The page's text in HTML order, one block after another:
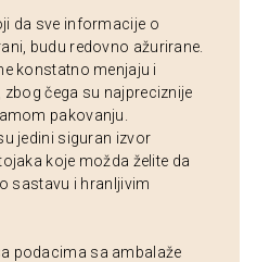
da sve informacije o
budu redovno ažurirane.
konstatno menjaju i
čega su najpreciznije
pakovanju.
jedini siguran izvor
koje možda želite da
sastavu i hranljivim
podacima sa ambalaže